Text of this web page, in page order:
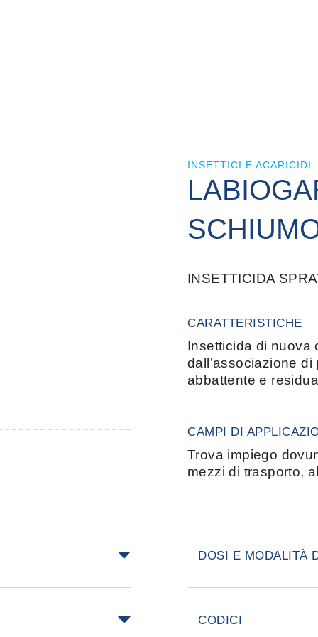
INSETTICI E ACARICIDI
INSETTICIDA
CARATTERISTICHE
Insetticida di nuova
dall’associazione
abbattente e
CAMPI DI
Trova impiego
mezzi di trasporto,
tigri), vespe,
DOSI E MODALITÀ
verso l’alto,
CODICI